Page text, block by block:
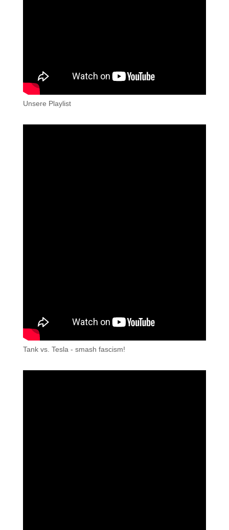
Unsere Playlist
Tank vs. Tesla - smash fascism!